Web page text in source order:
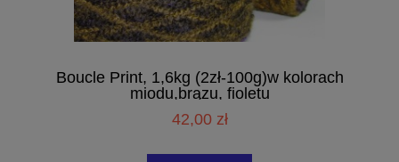
Boucle Print, 1,6kg (2zł-100g)w kolorach
miodu,brązu, fioletu
42,00 zł